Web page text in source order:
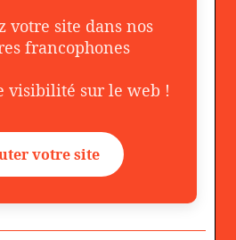
votre site dans nos
francophones
visibilité sur le web !
votre site